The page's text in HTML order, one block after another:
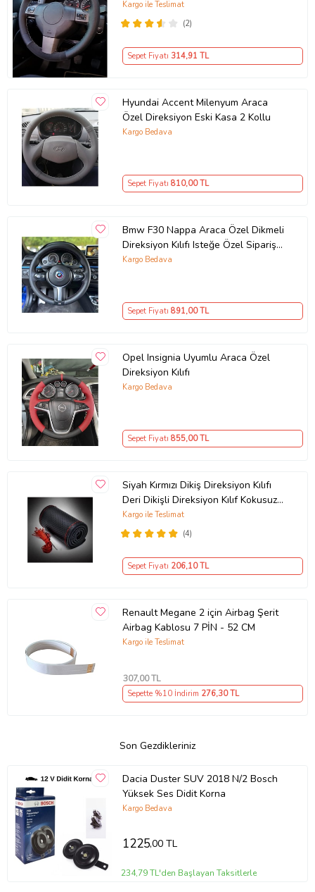
yüzüklü ( 38×10.5CM )
(2)
Kargo ile Teslimat
Sepet Fiyatı 314,91 TL
Hyundai Accent Milenyum Araca
Özel Direksiyon Eski Kasa 2 Kollu
Kargo Bedava
Sepet Fiyatı 810,00 TL
Bmw F30 Nappa Araca Özel Dikmeli
Direksiyon Kılıfı Isteğe Özel Sipariş
Yapmıyorum
Kargo Bedava
Sepet Fiyatı 891,00 TL
Opel Insignia Uyumlu Araca Özel
Direksiyon Kılıfı
Kargo Bedava
Sepet Fiyatı 855,00 TL
Siyah Kırmızı Dikiş Direksiyon Kılıfı
Deri Dikişli Direksiyon Kılıf Kokusuz
Kılıf
(4)
Kargo ile Teslimat
Sepet Fiyatı 206,10 TL
Renault Megane 2 için Airbag Şerit
Airbag Kablosu 7 PİN - 52 CM
Kargo ile Teslimat
307,00 TL
Sepette %10 İndirim 276,30 TL
Son Gezdikleriniz
Dacia Duster SUV 2018 N/2 Bosch
Yüksek Ses Didit Korna
Kargo Bedava
1225,00 TL
234,79 TL'den Başlayan Taksitlerle